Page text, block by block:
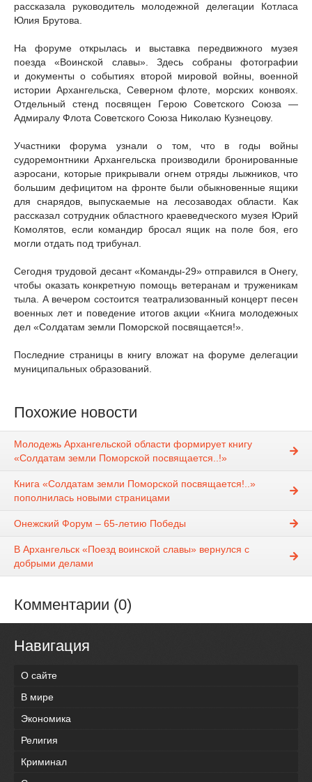
рассказала руководитель молодежной делегации Котласа
Юлия Брутова.
На форуме открылась и выставка передвижного музея
поезда «Воинской славы». Здесь собраны фотографии
и документы о событиях второй мировой войны, военной
истории Архангельска, Северном флоте, морских конвоях.
Отдельный стенд посвящен Герою Советского Союза —
Адмиралу Флота Советского Союза Николаю Кузнецову.
Участники форума узнали о том, что в годы войны
судоремонтники Архангельска производили бронированные
аэросани, которые прикрывали огнем отряды лыжников, что
большим дефицитом на фронте были обыкновенные ящики
для снарядов, выпускаемые на лесозаводах области. Как
рассказал сотрудник областного краеведческого музея Юрий
Комолятов, если командир бросал ящик на поле боя, его
могли отдать под трибунал.
Сегодня трудовой десант «Команды-29» отправился в Онегу,
чтобы оказать конкретную помощь ветеранам и труженикам
тыла. А вечером состоится театрализованный концерт песен
военных лет и поведение итогов акции «Книга молодежных
дел «Солдатам земли Поморской посвящается!».
Последние страницы в книгу вложат на форуме делегации
муниципальных образований.
Похожие новости
Молодежь Архангельской области формирует книгу
«Солдатам земли Поморской посвящается..!»
Книга «Солдатам земли Поморской посвящается!..»
пополнилась новыми страницами
Онежский Форум – 65-летию Победы
В Архангельск «Поезд воинской славы» вернулся с
добрыми делами
Комментарии (0)
Навигация
О сайте
В мире
Экономика
Религия
Криминал